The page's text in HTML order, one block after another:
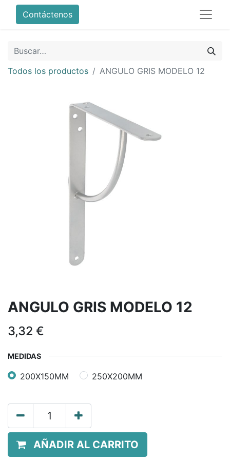
Contáctenos
Todos los productos ANGULO GRIS MODELO 12
ANGULO GRIS MODELO 12
3,32 €
MEDIDAS
200X150MM 250X200MM
AÑADIR AL CARRITO